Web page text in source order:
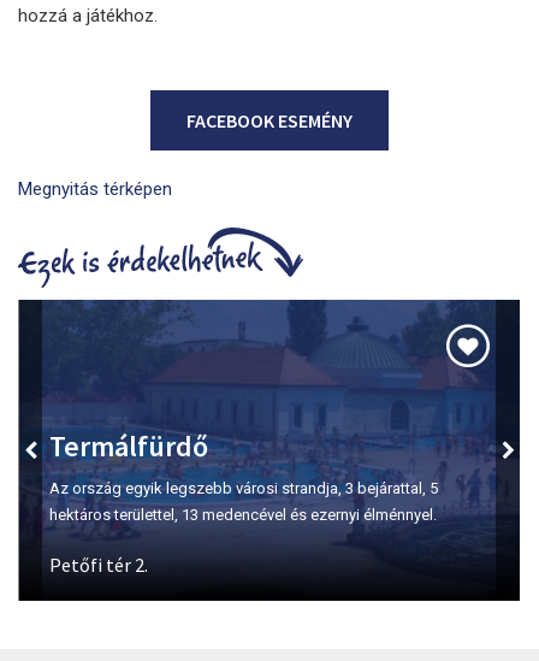
hozzá a játékhoz.
FACEBOOK ESEMÉNY
Megnyitás térképen
Szépasszony-völgy
A borkóstolás első számú helyszíne Egerben.